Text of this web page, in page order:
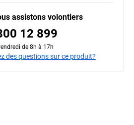
assistons volontiers
12 899
de 8h à 17h
des questions sur ce produit?